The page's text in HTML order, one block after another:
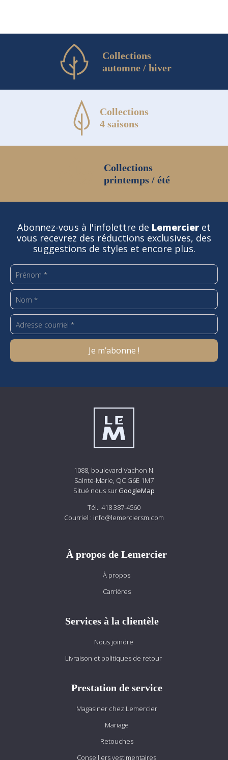
Collections
automne / hiver
Collections
4 saisons
Collections
printemps / été
Abonnez-vous à l'infolettre de Lemercier et
vous recevrez des réductions exclusives, des
suggestions de styles et encore plus.
1088, boulevard Vachon N.
Sainte-Marie, QC G6E 1M7
Situé nous sur GoogleMap
Tél.: 418 387-4560
Courriel : info@lemerciersm.com
À propos de Lemercier
À propos
Carrières
Services à la clientèle
Nous joindre
Livraison et politiques de retour
Prestation de service
Magasiner chez Lemercier
Mariage
Retouches
Conseillers vestimentaires